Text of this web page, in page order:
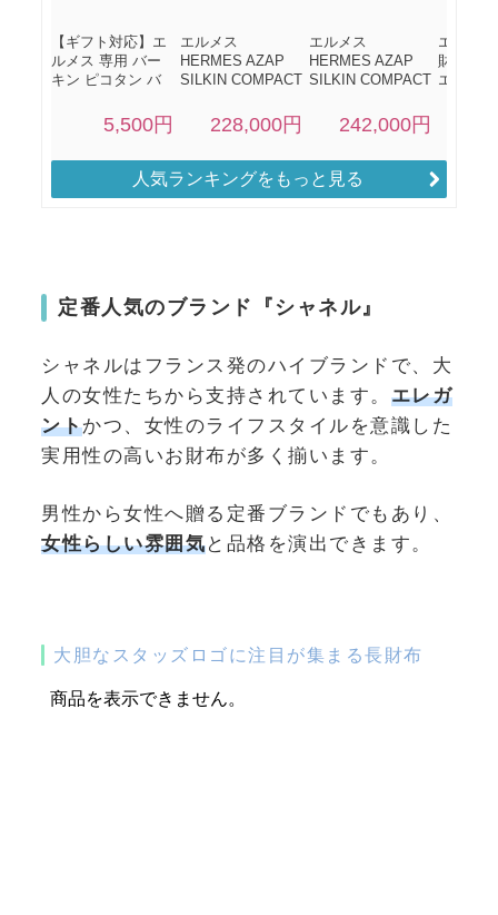
人気ランキングをもっと見る
定番人気のブランド『シャネル』
シャネルはフランス発のハイブランドで、大
人の女性たちから支持されています。 エレガ
ントかつ、女性のライフスタイルを意識した
実用性の高いお財布が多く揃います。
男性から女性へ贈る定番ブランドでもあり、
女性らしい雰囲気と品格を演出できます。
大胆なスタッズロゴに注目が集まる長財布